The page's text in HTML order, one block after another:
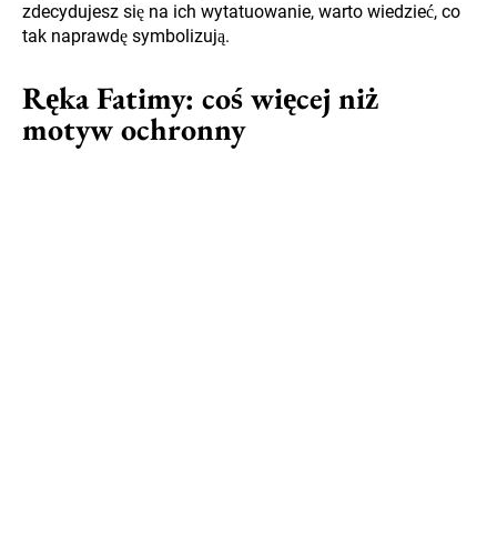
zdecydujesz się na ich wytatuowanie, warto wiedzieć, co
tak naprawdę symbolizują.
Ręka Fatimy: coś więcej niż
motyw ochronny